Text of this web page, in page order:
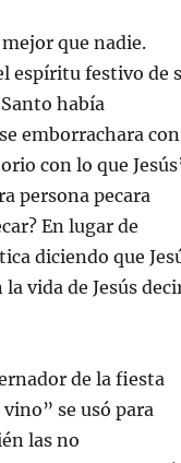
que nadie.
espíritu festivo de
había
emborrachara con
con lo que
persona pecara
En lugar de
diciendo que
vida de Jesús
de la fiesta
se usó para
las no